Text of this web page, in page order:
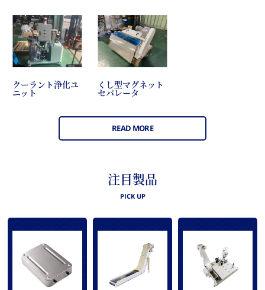
クーラント浄化ユ
ニット
くし型マグネット
セパレータ
READ MORE
注目製品
PICK UP